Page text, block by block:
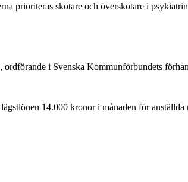
prioriteras skötare och överskötare i
i Svenska Kommunförbundets
14.000 kronor i månaden för